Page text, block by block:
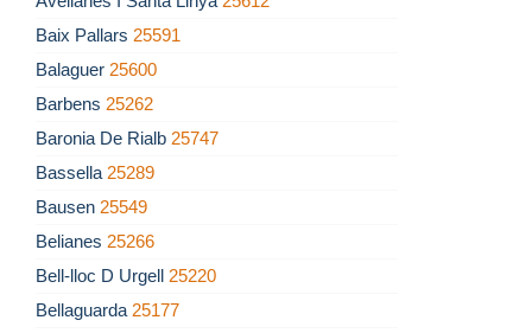
Baix Pallars 25591
Balaguer 25600
Barbens 25262
Baronia De Rialb 25747
Bassella 25289
Bausen 25549
Belianes 25266
Bell-lloc D Urgell 25220
Bellaguarda 25177